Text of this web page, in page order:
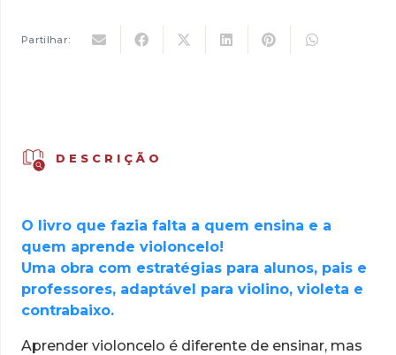
Partilhar:
DESCRIÇÃO
O livro que fazia falta a quem ensina e a
quem aprende violoncelo!
Uma obra com estratégias para alunos, pais e
professores, adaptável para violino, violeta e
contrabaixo.
Aprender violoncelo é diferente de ensinar, mas